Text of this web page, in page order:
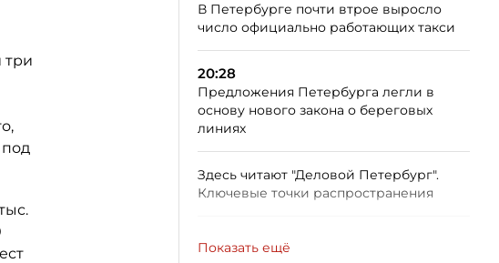
три
В Петербурге почти втрое выросло
число официально работающих такси
20:28
Предложения Петербурга легли в
основу нового закона о береговых
линиях
Здесь читают "Деловой Петербург".
Ключевые точки распространения
Показать ещё